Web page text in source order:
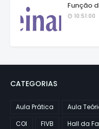
Função
10:51:00
CATEGORIAS
Aula Prática Aula
COI
FIVB Hall da